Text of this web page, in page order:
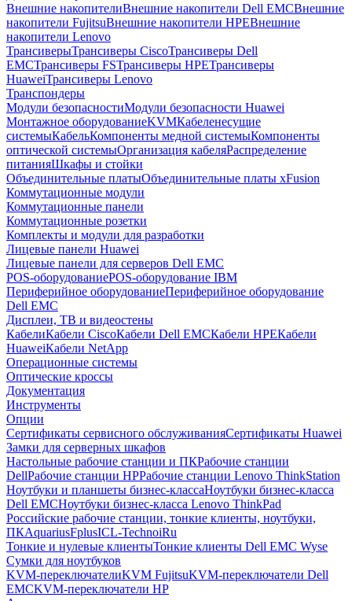
Внешние накопителиВнешние накопители Dell EMCВнешние
накопители FujitsuВнешние накопители HPEВнешние
накопители Lenovo
ТрансиверыТрансиверы CiscoТрансиверы Dell
EMCТрансиверы FSТрансиверы HPEТрансиверы
HuaweiТрансиверы Lenovo
Транспондеры
Модули безопасностиМодули безопасности Huawei
Монтажное оборудованиеKVMКабеленесущие
системыКабельКомпоненты медной системыКомпоненты
оптической системыОрганизация кабеляРаспределение
питанияШкафы и стойки
Объединительные платыОбъединительные платы xFusion
Коммутационные модули
Коммутационные панели
Коммутационные розетки
Комплекты и модули для разработки
Лицевые панели Huawei
Лицевые панели для серверов Dell EMC
POS-оборудованиеPOS-оборудование IBM
Периферийное оборудованиеПериферийное оборудование
Dell EMC
Дисплеи, ТВ и видеостены
КабелиКабели CiscoКабели Dell EMCКабели HPEКабели
HuaweiКабели NetApp
Операционные системы
Оптические кроссы
Документация
Инструменты
Опции
Сертификаты сервисного обслуживанияСертификаты Huawei
Замки для серверных шкафов
Настольные рабочие станции и ПКРабочие станции
DellРабочие станции HPРабочие станции Lenovo ThinkStation
Ноутбуки и планшеты бизнес-классаНоутбуки бизнес-класса
Dell EMCНоутбуки бизнес-класса Lenovo ThinkPad
Российские рабочие станции, тонкие клиенты, ноутбуки,
ПКAquariusFplusICL-TechnoiRu
Тонкие и нулевые клиентыТонкие клиенты Dell EMC Wyse
Сумки для ноутбуков
KVM-переключателиKVM FujitsuKVM-переключатели Dell
EMCKVM-переключатели HP